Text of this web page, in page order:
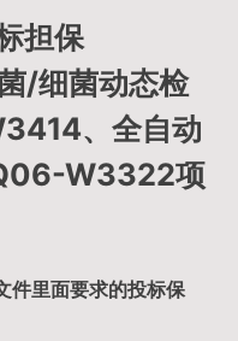
担保
/细菌动态检
、全自动
W3322项
件里面要求的投标保